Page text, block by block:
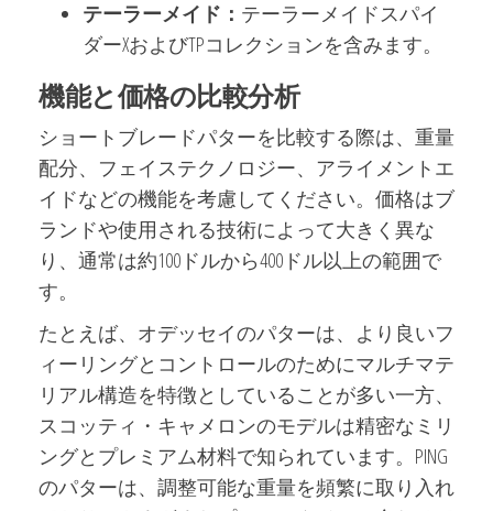
テーラーメイド： テーラーメイドスパイ
ダーXおよびTPコレクションを含みます。
機能と価格の比較分析
ショートブレードパターを比較する際は、重量
配分、フェイステクノロジー、アライメントエ
イドなどの機能を考慮してください。価格はブ
ランドや使用される技術によって大きく異な
り、通常は約100ドルから400ドル以上の範囲で
す。
たとえば、オデッセイのパターは、より良いフ
ィーリングとコントロールのためにマルチマテ
リアル構造を特徴としていることが多い一方、
スコッティ・キャメロンのモデルは精密なミリ
ングとプレミアム材料で知られています。PING
のパターは、調整可能な重量を頻繁に取り入れ